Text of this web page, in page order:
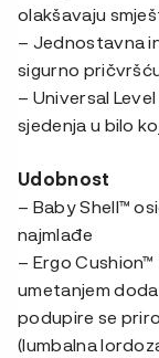
olakšavaju
– Jednostavna
sigurno
– Universal
sjedenja u bilo
Udobnost
– Baby Shell™
najmlađe
– Ergo
umetanjem
podupire se
(lumbalna